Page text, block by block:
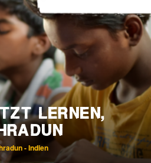
LERNEN,
- Indien